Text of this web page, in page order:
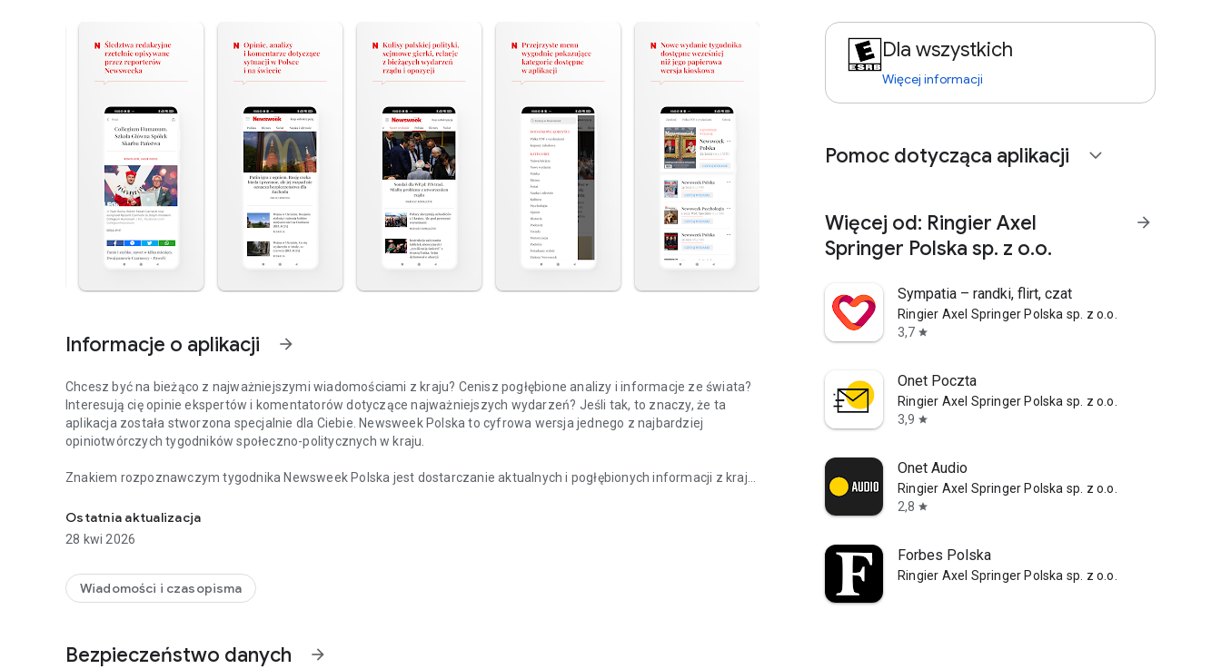
Informacje o aplikacji arrow_forward
Chcesz być na bieżąco z najważniejszymi wiadomościami z kraju? Cenisz pogłębione analizy i informacje ze świata?
Interesują cię opinie ekspertów i komentatorów dotyczące najważniejszych wydarzeń? Jeśli tak, to znaczy, że ta
aplikacja została stworzona specjalnie dla Ciebie. Newsweek Polska to cyfrowa wersja jednego z najbardziej
opiniotwórczych tygodników społeczno-politycznych w kraju.
Znakiem rozpoznawczym tygodnika Newsweek Polska jest dostarczanie aktualnych i pogłębionych informacji z kraju
Tygodnik Newsweek Polska to także wywiady z autorytetami i ciekawymi osobowościami na temat procesów oraz
ważnych wydarzeń zachodzących w Polsce i za granicą.
Meller.
wydań specjalnych.
Ostatnia aktualizacja
28 kwi 2026
Wiadomości i czasopisma
Bezpieczeństwo danych arrow_forward
Dla wszystkich
Więcej informacji
Pomoc dotycząca aplikacji expand_more
Więcej od: Ringier Axel
Springer Polska sp. z o.o.
arrow_forward
Sympatia – randki, flirt, czat
Ringier Axel Springer Polska sp. z o.o.
3,7 star
Onet Poczta
Ringier Axel Springer Polska sp. z o.o.
3,9 star
Onet Audio
Ringier Axel Springer Polska sp. z o.o.
2,8 star
Forbes Polska
Ringier Axel Springer Polska sp. z o.o.